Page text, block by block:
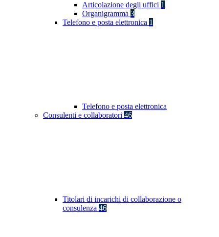
Articolazione degli uffici 1
Organigramma 3
Telefono e posta elettronica 1
Telefono e posta elettronica
Consulenti e collaboratori 46
Titolari di incarichi di collaborazione o
consulenza 46